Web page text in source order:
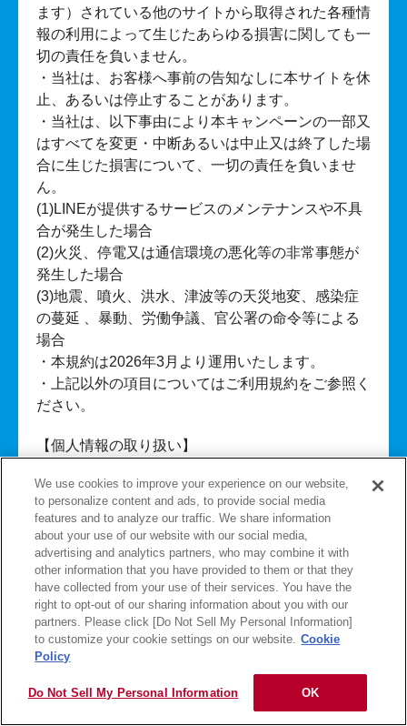
ます）されている他のサイトから取得された各種情
報の利用によって生じたあらゆる損害に関しても一
切の責任を負いません。
・当社は、お客様へ事前の告知なしに本サイトを休
止、あるいは停止することがあります。
・当社は、以下事由により本キャンペーンの一部又
はすべてを変更・中断あるいは中止又は終了した場
合に生じた損害について、一切の責任を負いませ
ん。
(1)LINEが提供するサービスのメンテナンスや不具
合が発生した場合
(2)火災、停電又は通信環境の悪化等の非常事態が
発生した場合
(3)地震、噴火、洪水、津波等の天災地変、感染症
の蔓延 、暴動、労働争議、官公署の命令等による
場合
・本規約は2026年3月より運用いたします。
・上記以外の項目についてはご利用規約をご参照く
ださい。
【個人情報の取り扱い】
客様の個人情報につきましては、賞品の発送の他、
マーケティング等の目的のために個人を特定しない
統計的情報の形で利用させていただきます。その他
のお客様の個人情報の取扱いについては、当社の
「個人情報の取扱いについて」をご参照ください。
・お客様の個人情報をお客様の同意なしに業務委託
先以外の第三者に開示、提供することはありませ
ん。（法令等により開示を求められた場合を除
く。）
【準拠法・管轄裁判所】
We use cookies to improve your experience on our website,
to personalize content and ads, to provide social media
features and to analyze our traffic. We share information
about your use of our website with our social media,
advertising and analytics partners, who may combine it with
other information that you have provided to them or that they
have collected from your use of their services. You have the
right to opt-out of our sharing information about you with our
partners. Please click [Do Not Sell My Personal Information]
to customize your cookie settings on our website. Cookie
Policy
Do Not Sell My Personal Information OK